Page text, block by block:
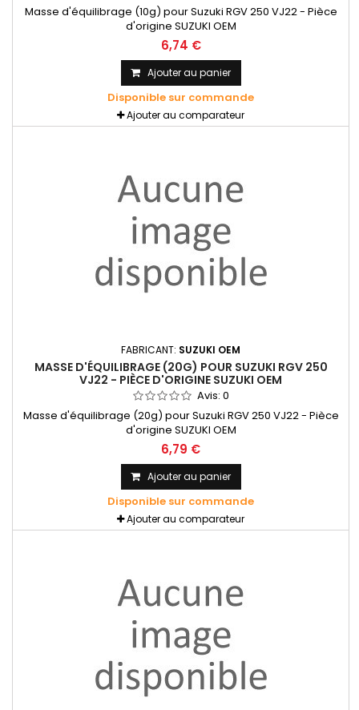
Masse d'équilibrage (10g) pour Suzuki RGV 250 VJ22 - Pièce
d'origine SUZUKI OEM
6,74 €
Ajouter au panier
Disponible sur commande
Ajouter au comparateur
FABRICANT: SUZUKI OEM
MASSE D'ÉQUILIBRAGE (20G) POUR SUZUKI RGV 250
VJ22 - PIÈCE D'ORIGINE SUZUKI OEM
Avis: 0
Masse d'équilibrage (20g) pour Suzuki RGV 250 VJ22 - Pièce
d'origine SUZUKI OEM
6,79 €
Ajouter au panier
Disponible sur commande
Ajouter au comparateur